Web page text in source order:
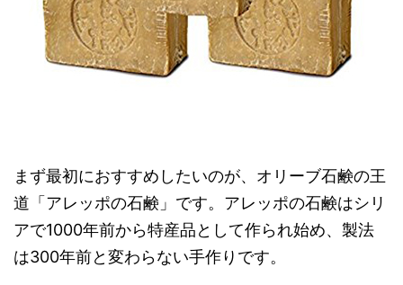
まず最初におすすめしたいのが、オリーブ石鹸の王
道「アレッポの石鹸」です。アレッポの石鹸はシリ
アで1000年前から特産品として作られ始め、製法
は300年前と変わらない手作りです。